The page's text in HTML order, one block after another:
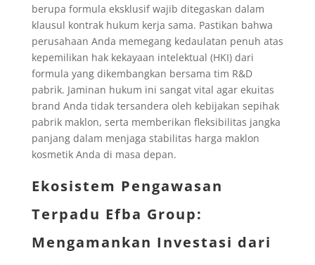
berupa formula eksklusif wajib ditegaskan dalam
klausul kontrak hukum kerja sama. Pastikan bahwa
perusahaan Anda memegang kedaulatan penuh atas
kepemilikan hak kekayaan intelektual (HKI) dari
formula yang dikembangkan bersama tim R&D
pabrik. Jaminan hukum ini sangat vital agar ekuitas
brand Anda tidak tersandera oleh kebijakan sepihak
pabrik maklon, serta memberikan fleksibilitas jangka
panjang dalam menjaga stabilitas harga maklon
kosmetik Anda di masa depan.
Ekosistem Pengawasan
Terpadu Efba Group:
Mengamankan Investasi dari